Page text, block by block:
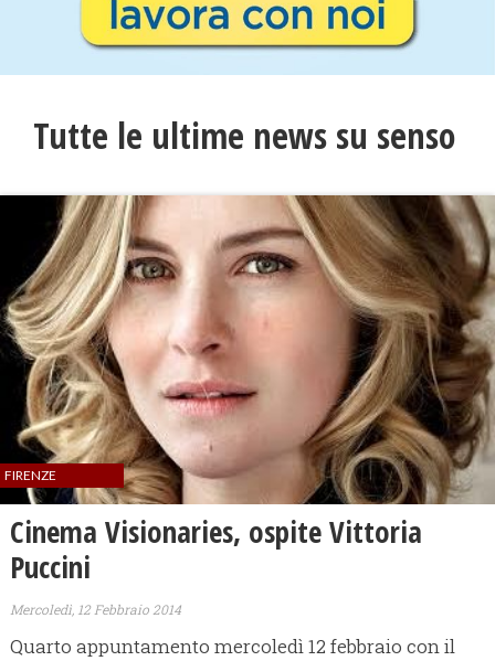
Tutte le ultime news su senso
FIRENZE
Cinema Visionaries, ospite Vittoria
Puccini
Mercoledì, 12 Febbraio 2014
Quarto appuntamento mercoledì 12 febbraio con il